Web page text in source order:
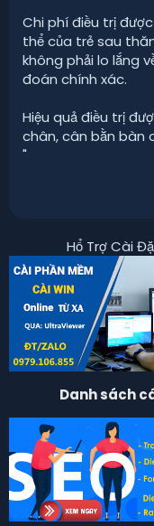
Chi phí điều trị
thể của trẻ sau
không phải lo lắng
đoán chính xác.
Hiệu quả điều trị
chân, cân bằn bàn
"
Hổ Trợ Cài
Danh sách